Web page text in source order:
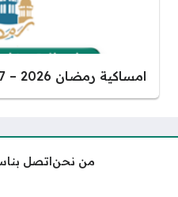
امساكية رمضان 2026 – 1447 خميس مشيط
من نحناتصل بنا